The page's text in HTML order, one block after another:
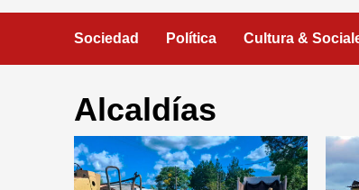
Sociedad Política Cultura &
Alcaldías